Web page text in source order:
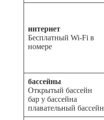
интернет
Бесплатный Wi-Fi в
номере
бассейны
Открытый бассейн
бар у бассейна
плавательный бассейн